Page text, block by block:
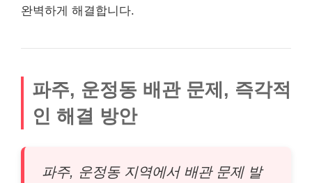
완벽하게 해결합니다.
파주, 운정동 배관 문제, 즉각적
인 해결 방안
파주, 운정동 지역에서 배관 문제 발